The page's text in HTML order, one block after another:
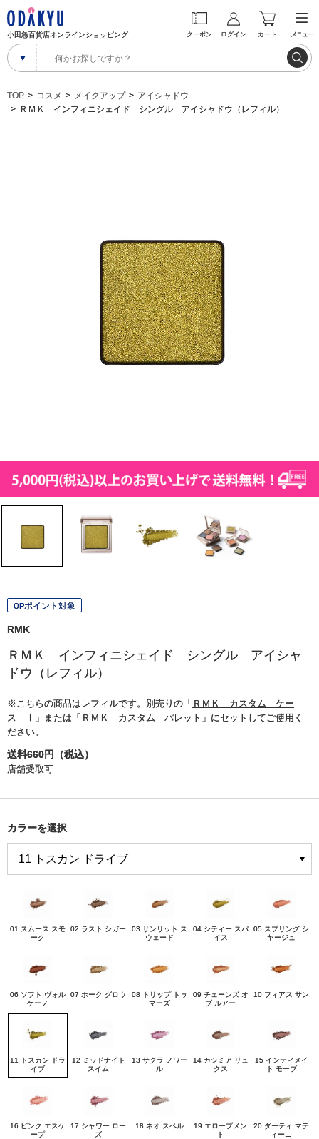
小田急百貨店オンラインショッピング クーポン ログイン カート メニュー
TOP コスメ メイクアップ
アイシャドウ
ＲＭＫ インフィニシェイド シングル アイシャドウ（レフィル）
OPポイント対象
RMK
ＲＭＫ インフィニシェイド シングル アイシャ
ドウ（レフィル）
※こちらの商品はレフィルです。別売りの「 ＲＭＫ カスタム ケー
ス Ⅰ
」または「 ＲＭＫ カスタム パレット 」にセットしてご使用く
ださい。
送料660円（税込）
店舗受取可
カラーを選択
01 スムース スモ
ーク
02 ラスト シガー
03 サンリット ス
ウェード
04 シティー スパ
イス
05 スプリング シ
ヤージュ
06 ソフト ヴォル
ケーノ
07 ホーク グロウ
08 トリップ トゥ
マーズ
09 チェーンズ オ
ブ ルアー
10 フィアス サン
11 トスカン ドラ
イブ
12 ミッドナイト
スイム
13 サクラ ノワー
ル
14 カシミア リュ
クス
15 インティメイ
ト モーブ
16 ピンク エスケ
ープ
17 シャワー ロー
ズ
18 ネオ スペル
19 エロープメン
ト
20 ダーティ マテ
ィーニ